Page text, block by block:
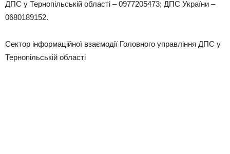
ДПС у Тернопільській області – 0977205473; ДПС України –
0680189152.
Сектор інформаційної взаємодії Головного управління ДПС у
Тернопільській області